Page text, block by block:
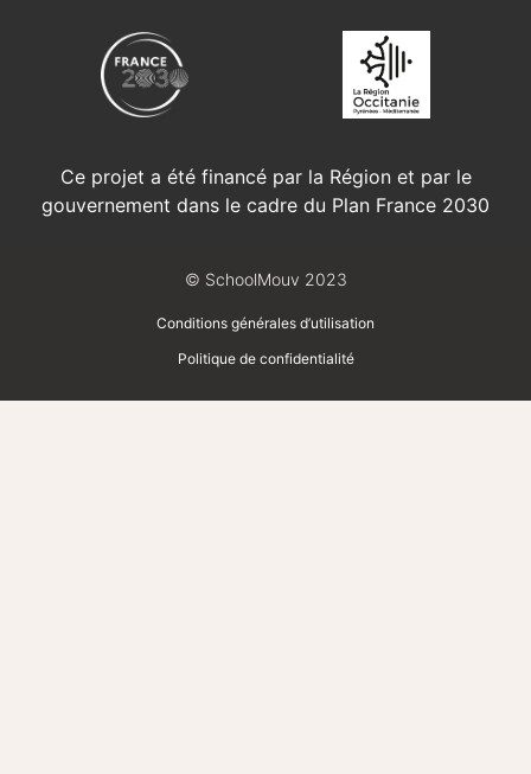
Ce projet a été financé par la Région et par le
gouvernement dans le cadre du Plan France 2030
© SchoolMouv 2023
Conditions générales d’utilisation
Politique de confidentialité